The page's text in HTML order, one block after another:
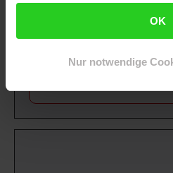
OK
Nur notwendige
Newsletter Anmeldung
Abonniere unserenNewsletter